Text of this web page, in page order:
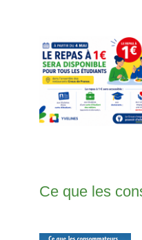
Ce que les